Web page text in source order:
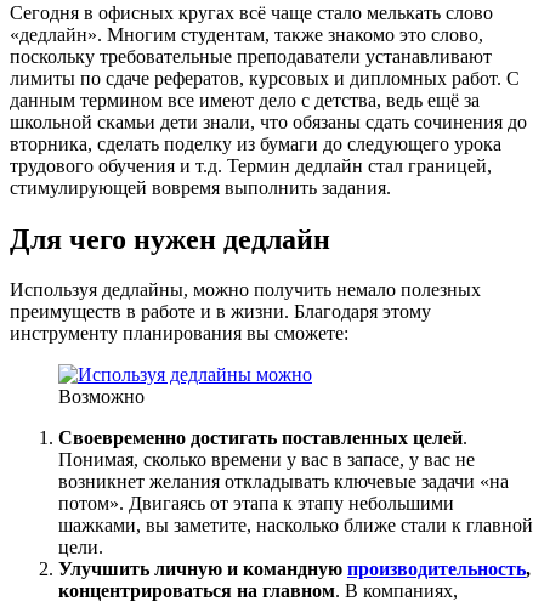
Сегодня в офисных кругах всё чаще стало мелькать слово
«дедлайн». Многим студентам, также знакомо это слово,
поскольку требовательные преподаватели устанавливают
лимиты по сдаче рефератов, курсовых и дипломных работ. С
данным термином все имеют дело с детства, ведь ещё за
школьной скамьи дети знали, что обязаны сдать сочинения до
вторника, сделать поделку из бумаги до следующего урока
трудового обучения и т.д. Термин дедлайн стал границей,
стимулирующей вовремя выполнить задания.
Для чего нужен дедлайн
Используя дедлайны, можно получить немало полезных
преимуществ в работе и в жизни. Благодаря этому
инструменту планирования вы сможете:
Возможно
Своевременно достигать поставленных целей.
Понимая, сколько времени у вас в запасе, у вас не
возникнет желания откладывать ключевые задачи «на
потом». Двигаясь от этапа к этапу небольшими
шажками, вы заметите, насколько ближе стали к главной
цели.
Улучшить личную и командную производительность,
концентрироваться на главном. В компаниях,